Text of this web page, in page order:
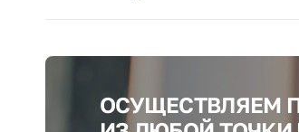
ОСУЩЕСТВЛЯЕМ